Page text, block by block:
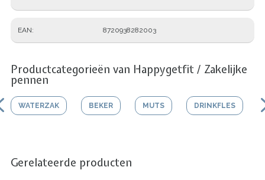
EAN 8720938282003
Productcategorieën van Happygetfit / Zakelijke
pennen
WATERZAK BEKER MUTS DRINKFLES
Gerelateerde producten